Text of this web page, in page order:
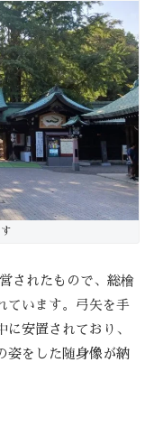
されたもので、総檜
ています。弓矢を手
安置されており、
姿をした随身像が納